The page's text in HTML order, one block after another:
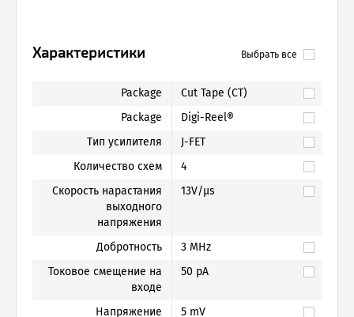
Выбрать все
Характеристики
Package
Cut Tape (CT)
Package
Digi-Reel®
Тип усилителя
J-FET
Количество схем
4
Скорость нарастания
выходного
напряжения
13V/µs
Добротность
3 MHz
Токовое смещение на
входе
50 pA
Напряжение
5 mV